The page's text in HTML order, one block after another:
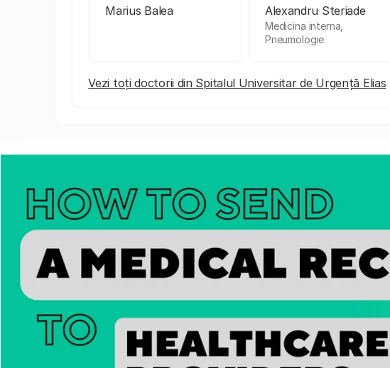
Marius Balea Alexandru Steriade
Medicina interna,
Pneumologie
Vezi toți doctorii din Spitalul Universitar de Urgență Elias